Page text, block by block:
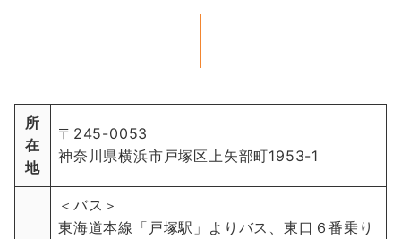
所
在
地
〒245-0053
神奈川県横浜市戸塚区上矢部町1953-1
＜バス＞
東海道本線「戸塚駅」よりバス、東口６番乗り